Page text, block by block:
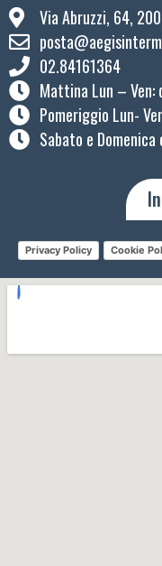
Via Abruzzi, 64,
02.84161364
Mattina Lun – Ven:
Pomeriggio Lun-
Sabato e Domenica
Privacy Policy Cookie